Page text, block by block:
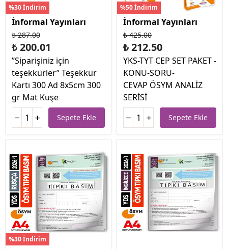
%30 İndirim
İnformal Yayınları
₺ 287.00
₺ 200.01
’’Siparişiniz için
teşekkürler’’ Teşekkür
Kartı 300 Ad 8x5cm 300
gr Mat Kuşe
Sepete Ekle
%50 İndirim
İnformal Yayınları
₺ 425.00
₺ 212.50
YKS-TYT CEP SET PAKET -
KONU-SORU-
CEVAP ÖSYM ANALİZ
SERİSİ
Sepete Ekle
%30 İndirim